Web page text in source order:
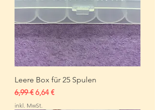
Leere Box für 25 Spulen
Standardpreis
6,99 € Sale-Preis
6,64 €
inkl. MwSt.